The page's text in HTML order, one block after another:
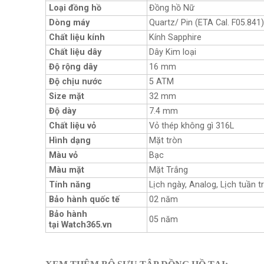
Loại đồng hồ
Đồng hồ Nữ
Dòng máy
Quartz/ Pin (ETA Cal. F05.841)
Chất liệu kính
Kính Sapphire
Chất liệu dây
Dây Kim loại
Độ rộng dây
16 mm
Độ chịu nước
5 ATM
Size mặt
32 mm
Độ dày
7.4 mm
Chất liệu vỏ
Vỏ thép không gì 316L
Hình dạng
Mặt tròn
Màu vỏ
Bạc
Màu mặt
Mặt Trắng
Tính năng
Lịch ngày, Analog, Lịch tuần
Bảo hành quốc tế
02 năm
Bảo hành
tại Watch365.vn
05 năm